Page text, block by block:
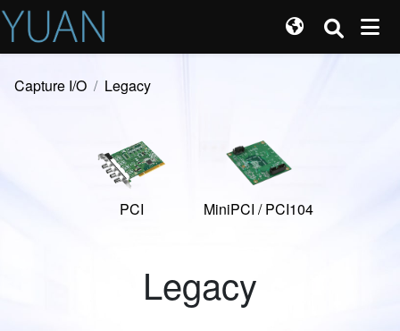
Capture I/O Legacy
PCI MiniPCI / PCI104
Legacy